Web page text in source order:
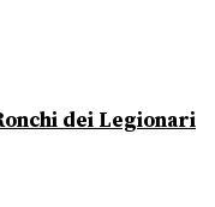
dei Legionari